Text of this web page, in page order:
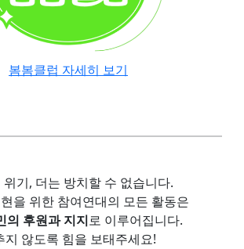
봄봄클럽 자세히 보기
위기, 더는 방치할 수 없습니다.
을 위한 참여연대의 모든 활동은
의 후원과 지지로 이루어집니다.
지 않도록 힘을 보태주세요!